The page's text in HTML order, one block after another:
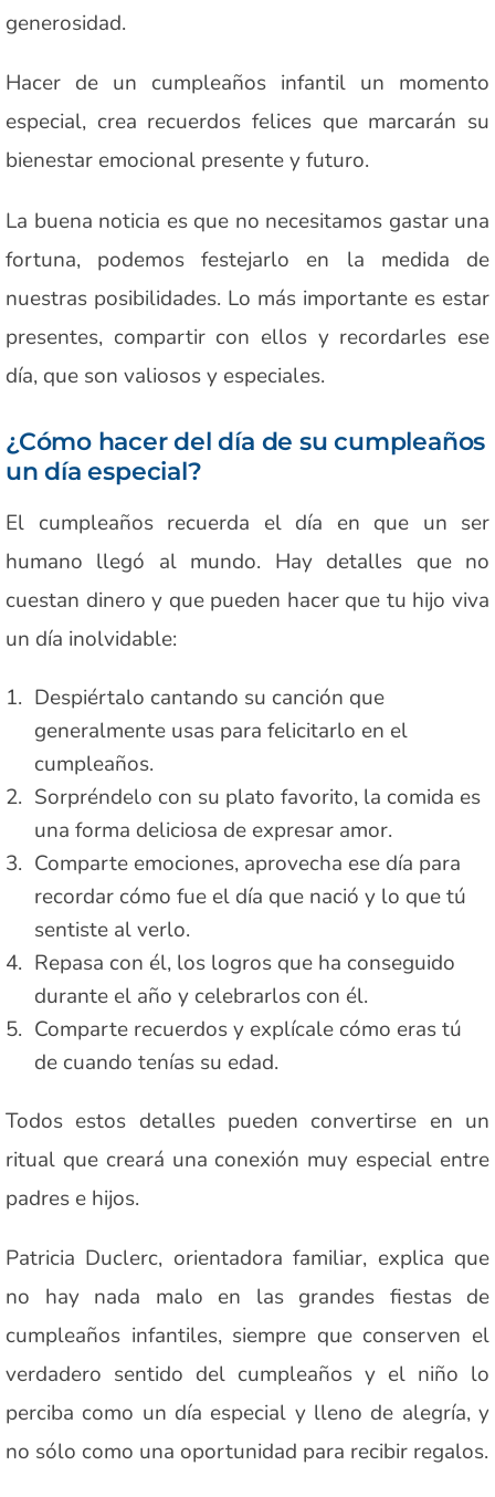
generosidad.
Hacer de un cumpleaños infantil un momento
especial, crea recuerdos felices que marcarán su
bienestar emocional presente y futuro.
La buena noticia es que no necesitamos gastar una
fortuna, podemos festejarlo en la medida de
nuestras posibilidades. Lo más importante es estar
presentes, compartir con ellos y recordarles ese
día, que son valiosos y especiales.
¿Cómo hacer del día de su cumpleaños
un día especial?
El cumpleaños recuerda el día en que un ser
humano llegó al mundo. Hay detalles que no
cuestan dinero y que pueden hacer que tu hijo viva
un día inolvidable:
Despiértalo cantando su canción que
generalmente usas para felicitarlo en el
cumpleaños.
Sorpréndelo con su plato favorito, la comida es
una forma deliciosa de expresar amor.
Comparte emociones, aprovecha ese día para
recordar cómo fue el día que nació y lo que tú
sentiste al verlo.
Repasa con él, los logros que ha conseguido
durante el año y celebrarlos con él.
Comparte recuerdos y explícale cómo eras tú
de cuando tenías su edad.
Todos estos detalles pueden convertirse en un
ritual que creará una conexión muy especial entre
padres e hijos.
Patricia Duclerc, orientadora familiar, explica que
no hay nada malo en las grandes fiestas de
cumpleaños infantiles, siempre que conserven el
verdadero sentido del cumpleaños y el niño lo
perciba como un día especial y lleno de alegría, y
no sólo como una oportunidad para recibir regalos.